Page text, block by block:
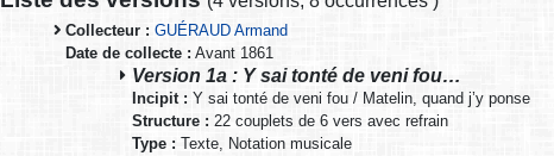
Collecteur : GUÉRAUD Armand
Date de collecte : Avant 1861
Version 1a : Y sai tonté de veni fou…
Incipit : Y sai tonté de veni fou / Matelin, quand j’y ponse
Structure : 22 couplets de 6 vers avec refrain
Type : Texte, Notation musicale